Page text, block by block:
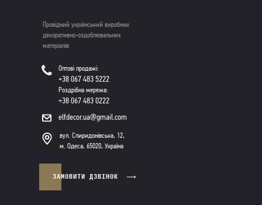
Провідний український виробник
декоративно-оздоблювальних
матеріалів
ЗАМОВИТИ ДЗВІНОК
Оптові продажі:
+38 067 483 5222
Роздрібна мережа:
+38 067 483 0222
elfdecor.ua@gmail.com
вул. Спиридонівська, 12,
м. Одеса, 65020, Україна